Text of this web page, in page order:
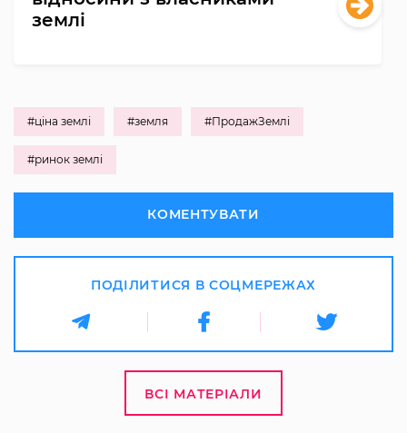
землі
#ціна землі #земля #ПродажЗемлі
#ринок землі
КОМЕНТУВАТИ
ПОДІЛИТИСЯ В СОЦМЕРЕЖАХ
ВСІ МАТЕРІАЛИ